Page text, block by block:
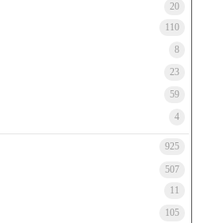
20
110
8
23
59
4
925
507
11
105